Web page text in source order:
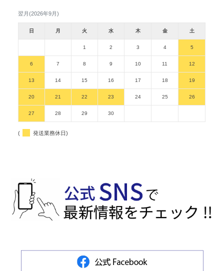
翌月(2026年9月)
日 月 火 水 木 金 土
1 2 3 4 5
6 7 8 9 10 11 12
13 14 15 16 17 18 19
20 21 22 23 24 25 26
27 28 29 30
( 発送業務休日)